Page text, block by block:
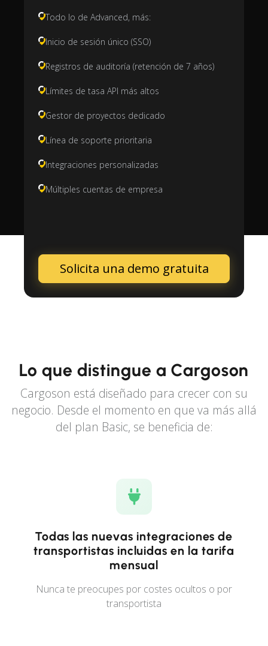
Todo lo de Advanced, más:
Inicio de sesión único (SSO)
Registros de auditoría (retención de 7 años)
Límites de tasa API más altos
Gestor de proyectos dedicado
Línea de soporte prioritaria
Integraciones personalizadas
Múltiples cuentas de empresa
Solicita una demo gratuita
Lo que distingue a Cargoson
Cargoson está diseñado para crecer con su
negocio. Desde el momento en que va más allá
del plan Basic, se beneficia de:
Todas las nuevas integraciones de
transportistas incluidas en la tarifa
mensual
Nunca te preocupes por costes ocultos o por
transportista